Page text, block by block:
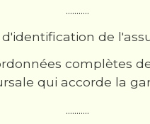
...........
de
complètes
qui accorde la
...........